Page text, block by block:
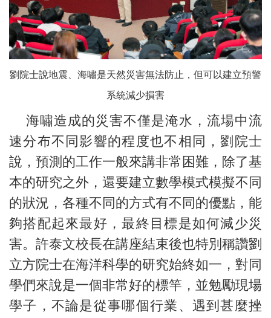
劉院士說地震、海嘯是天然災害無法防止，但可以建立預警
系統減少損害
海嘯造成的災害不僅是淹水，流場中流
速分布不同影響的程度也不相同，劉院士
說，預測的工作一般來講非常困難，除了基
本的研究之外，還要建立數學模式模擬不同
的狀況，各種不同的方式有不同的優點，能
夠搭配起來最好，最終目標是如何減少災
害。許泰文校長在講座結束後也特別稱讚劉
立方院士在海洋科學的研究始終如一，對同
學們來說是一個非常好的標竿，並勉勵現場
學子，不論是從事哪個行業、遇到甚麼挫